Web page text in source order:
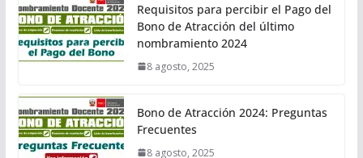
Requisitos para percibir el Pago del
Bono de Atracción del último
nombramiento 2024
8 agosto, 2025
Bono de Atracción 2024: Preguntas
Frecuentes
8 agosto, 2025